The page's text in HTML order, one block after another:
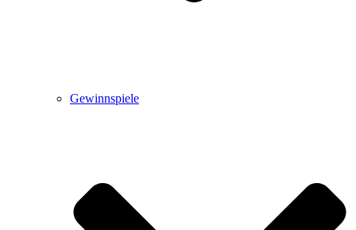
Gewinnspiele